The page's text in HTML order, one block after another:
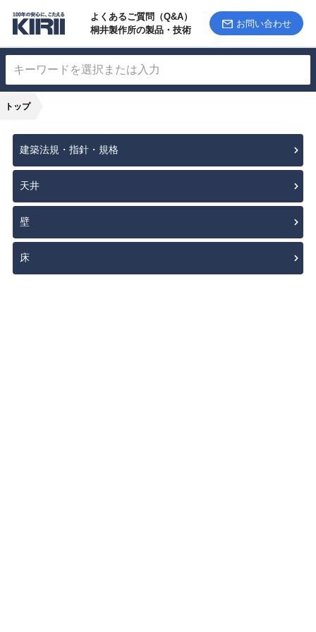
よくあるご質問（Q&A）
桐井製作所の製品・技術
お問い合わせ
トップ
建築法規・指針・規格
天井
壁
床